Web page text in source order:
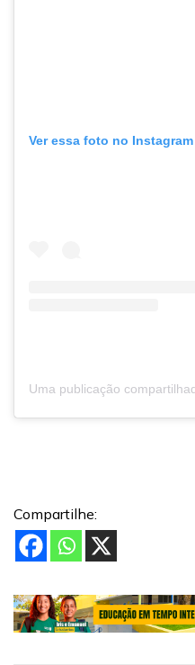
Ver essa foto no Instagram
Compartilhe: